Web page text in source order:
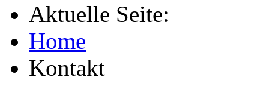
Aktuelle Seite:
Home
Kontakt